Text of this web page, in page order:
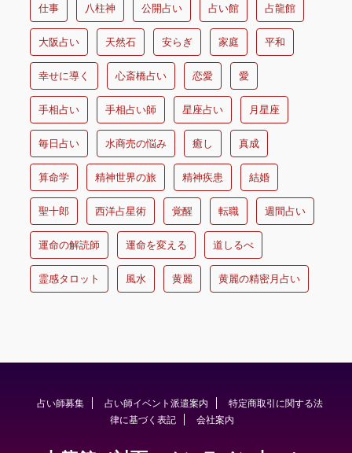
仕事 八柱神 公開占い 占い館 占龍館
大阪占い 天然石 安らぎ 家庭 平和
幸せに導く 心斎橋占い 恋愛 愛
手相占い 手相占い師 星座占い 月星座
毎日占い 水商売の悩み 癒し 真成
算命学 精神世界の旅 精神疾患 結婚
聖十郎 西洋占星術 覚醒 転職 週間占い
運命の解読師 運命を変える 道しるべ
霊感タロット 風水 黄麗 黄麗の精密月占い
占い師募集 占い師イベント派遣案内
特定商取引に関する法
律に基づく表記
会社案内